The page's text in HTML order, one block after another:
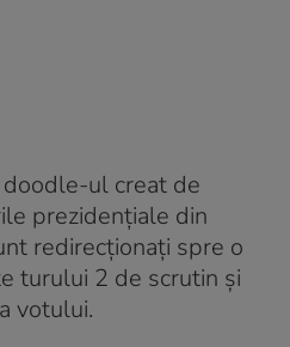
ul creat de
prezidențiale din
redirecționați spre o
turului 2 de scrutin și
votului.